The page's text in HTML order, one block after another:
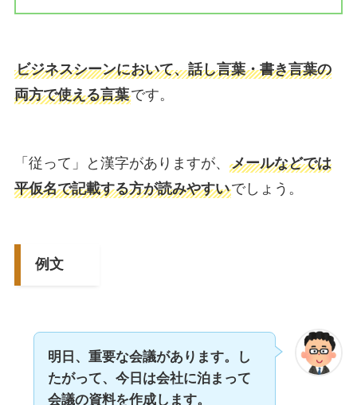
ビジネスシーンにおいて、話し言葉・書き言葉の
両方で使える言葉です。
「従って」と漢字がありますが、 メールなどでは
平仮名で記載する方が読みやすいでしょう。
例文
明日、重要な会議があります。し
たがって、今日は会社に泊まって
会議の資料を作成します。